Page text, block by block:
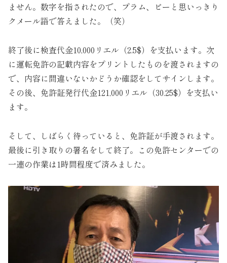
ません。数字を指されたので、プラム、ピーと思いっきり
クメール語で答えました。（笑）
終了後に検査代金10,000リエル（2.5$）を支払います。次
に運転免許の記載内容をプリントしたものを渡されますの
で、内容に間違いないかどうか確認をしてサインします。
その後、免許証発行代金121,000リエル（30.25$）を支払い
ます。
そして、しばらく待っていると、免許証が手渡されます。
最後に引き取りの署名をして終了。この免許センターでの
一連の作業は1時間程度で済みました。